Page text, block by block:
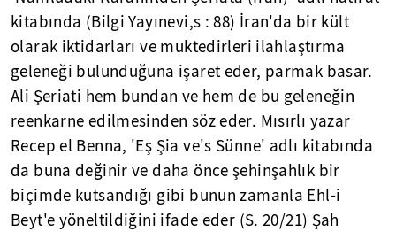
kitabında (Bilgi Yayınevi,s : 88) İran'da bir kült
olarak iktidarları ve muktedirleri ilahlaştırma
geleneği bulunduğuna işaret eder, parmak basar.
Ali Şeriati hem bundan ve hem de bu geleneğin
reenkarne edilmesinden söz eder. Mısırlı yazar
Recep el Benna, 'Eş Şia ve's Sünne' adlı kitabında
da buna değinir ve daha önce şehinşahlık bir
biçimde kutsandığı gibi bunun zamanla Ehl-i
Beyt'e yöneltildiğini ifade eder (S. 20/21) Şah